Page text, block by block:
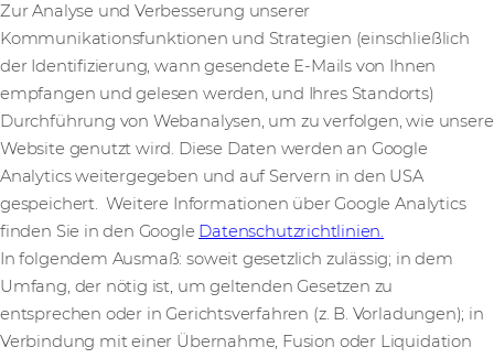
Zur Analyse und Verbesserung unserer
Kommunikationsfunktionen und Strategien (einschließlich
der Identifizierung, wann gesendete E-Mails von Ihnen
empfangen und gelesen werden, und Ihres Standorts)
Durchführung von Webanalysen, um zu verfolgen, wie unsere
Website genutzt wird. Diese Daten werden an Google
Analytics weitergegeben und auf Servern in den USA
gespeichert. Weitere Informationen über Google Analytics
finden Sie in den Google Datenschutzrichtlinien.
In folgendem Ausmaß: soweit gesetzlich zulässig; in dem
Umfang, der nötig ist, um geltenden Gesetzen zu
entsprechen oder in Gerichtsverfahren (z. B. Vorladungen); in
Verbindung mit einer Übernahme, Fusion oder Liquidation